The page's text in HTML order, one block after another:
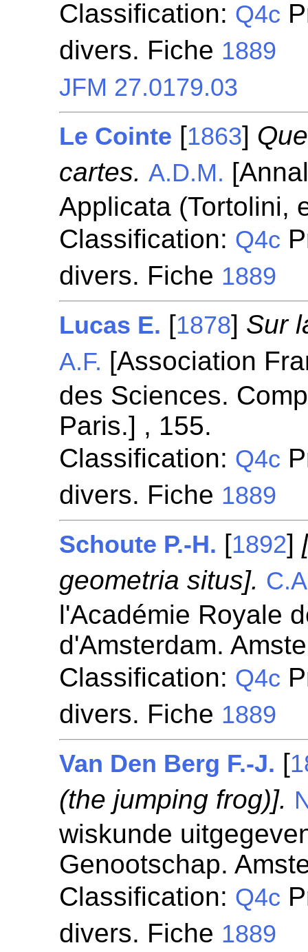
Classification: Q4c
divers. Fiche 1889
JFM 27.0179.03
Le Cointe [1863]
cartes. A.D.M.
Applicata (Tortolini,
Classification: Q4c
divers. Fiche 1889
Lucas E. [1878] Sur
A.F. [Association
des Sciences.
Paris.] , 155.
Classification: Q4c
divers. Fiche 1889
Schoute P.-H. [1892]
geometria situs].
l'Académie Royale
d'Amsterdam.
Classification: Q4c
divers. Fiche 1889
Van Den Berg F.-J. [
(the jumping frog)].
wiskunde
Genootschap.
Classification: Q4c
divers. Fiche 1889